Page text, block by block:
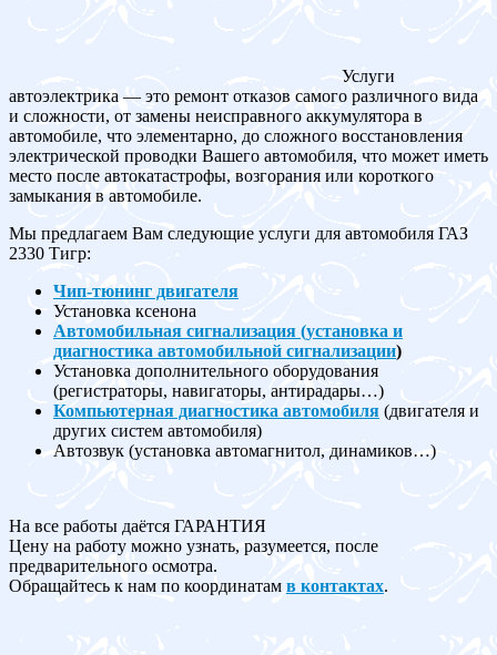
Услуги
автоэлектрика — это ремонт отказов самого различного вида
и сложности, от замены неисправного аккумулятора в
автомобиле, что элементарно, до сложного восстановления
электрической проводки Вашего автомобиля, что может иметь
место после автокатастрофы, возгорания или короткого
замыкания в автомобиле.
Мы предлагаем Вам следующие услуги для автомобиля ГАЗ
2330 Тигр:
Чип-тюнинг двигателя
Установка ксенона
Автомобильная сигнализация (установка и
диагностика автомобильной сигнализации)
Установка дополнительного оборудования
(регистраторы, навигаторы, антирадары…)
Компьютерная диагностика автомобиля (двигателя и
других систем автомобиля)
Автозвук (установка автомагнитол, динамиков…)
На все работы даётся ГАРАНТИЯ
Цену на работу можно узнать, разумеется, после
предварительного осмотра.
Обращайтесь к нам по координатам в контактах.